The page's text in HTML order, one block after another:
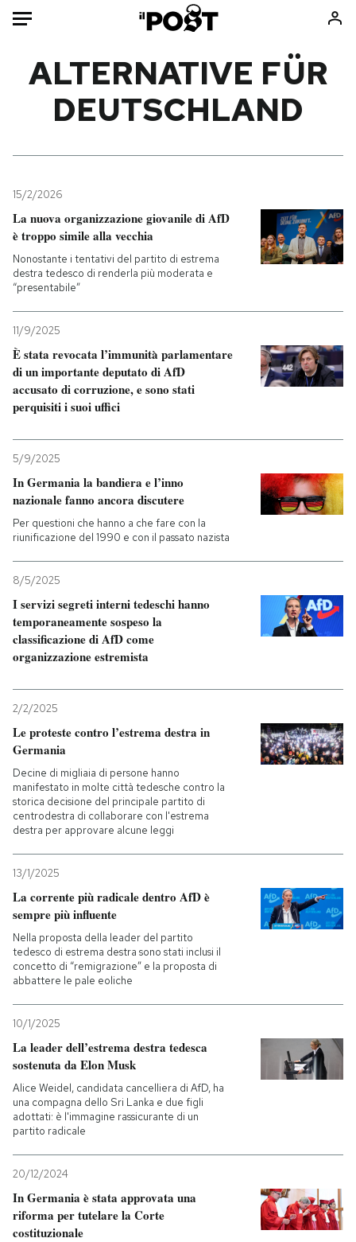
HOME
Mondo
Tecnologia
Internet
Cultura
Economia
Libri
Ok Boomer!
Europa
PODCAST
NEWSLETTER
I MIEI PREFERITI
SHOP
CALENDARIO
AREA PERSONALE
ALTERNATIVE FÜR
DEUTSCHLAND
15/2/2026
La nuova organizzazione giovanile di AfD
è troppo simile alla vecchia
Nonostante i tentativi del partito di estrema
destra tedesco di renderla più moderata e
“presentabile”
11/9/2025
È stata revocata l’immunità parlamentare
di un importante deputato di AfD
accusato di corruzione, e sono stati
perquisiti i suoi uffici
5/9/2025
In Germania la bandiera e l’inno
nazionale fanno ancora discutere
Per questioni che hanno a che fare con la
riunificazione del 1990 e con il passato nazista
8/5/2025
I servizi segreti interni tedeschi hanno
temporaneamente sospeso la
classificazione di AfD come
organizzazione estremista
2/2/2025
Le proteste contro l’estrema destra in
Germania
Decine di migliaia di persone hanno
manifestato in molte città tedesche contro la
storica decisione del principale partito di
centrodestra di collaborare con l'estrema
destra per approvare alcune leggi
13/1/2025
La corrente più radicale dentro AfD è
sempre più influente
Nella proposta della leader del partito
tedesco di estrema destra sono stati inclusi il
concetto di “remigrazione” e la proposta di
abbattere le pale eoliche
10/1/2025
La leader dell’estrema destra tedesca
sostenuta da Elon Musk
Alice Weidel, candidata cancelliera di AfD, ha
una compagna dello Sri Lanka e due figli
adottati: è l'immagine rassicurante di un
partito radicale
20/12/2024
In Germania è stata approvata una
riforma per tutelare la Corte
costituzionale